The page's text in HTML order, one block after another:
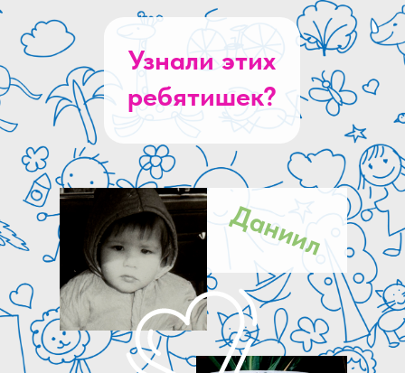
Даниил
Узнали этих
ребятишек?